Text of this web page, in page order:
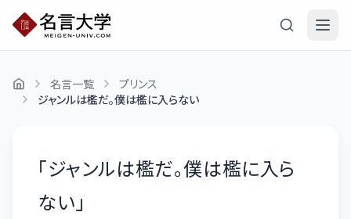
名言一覧
プリンス
ジャンルは檻だ。僕は檻に入らない
「ジャンルは檻だ。僕は檻に入ら
ない 」